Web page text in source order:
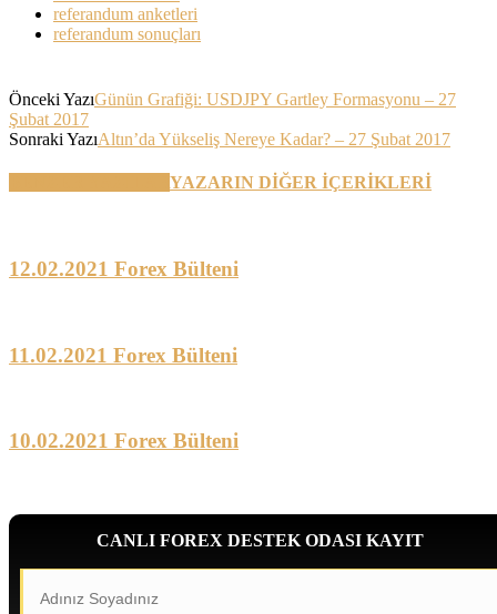
referandum anketleri
referandum sonuçları
Önceki YazıGünün Grafiği: USDJPY Gartley Formasyonu – 27
Şubat 2017
Sonraki YazıAltın’da Yükseliş Nereye Kadar? – 27 Şubat 2017
YAZARIN DİĞER İÇERİKLERİ
12.02.2021 Forex Bülteni
11.02.2021 Forex Bülteni
10.02.2021 Forex Bülteni
CANLI FOREX DESTEK ODASI KAYIT